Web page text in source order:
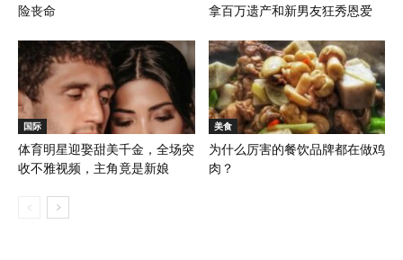
险丧命
拿百万遗产和新男友狂秀恩爱
国际
体育明星迎娶甜美千金，全场突
收不雅视频，主角竟是新娘
美食
为什么厉害的餐饮品牌都在做鸡
肉？